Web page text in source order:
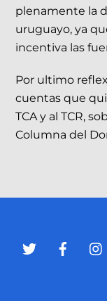
plenamente la
uruguayo, ya
incentiva las
Por ultimo
cuentas que
TCA y al TCR,
Columna del